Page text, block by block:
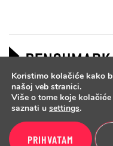
Koristimo kolačiće kako
našoj veb stranici.
Više o tome koje
saznati u settings.
PRIHVATAM